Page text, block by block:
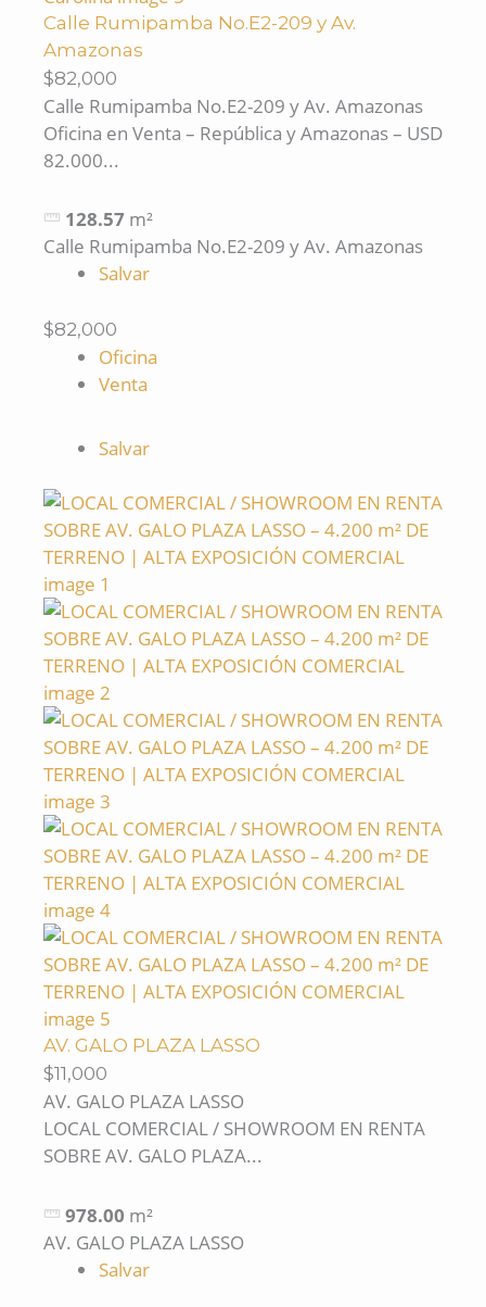
Calle Rumipamba No.E2-209 y Av.
Amazonas
$82,000
Calle Rumipamba No.E2-209 y Av. Amazonas
Oficina en Venta – República y Amazonas – USD
82.000...
128.57 m²
Calle Rumipamba No.E2-209 y Av. Amazonas
Salvar
$82,000
Oficina
Venta
Salvar
AV. GALO PLAZA LASSO
$11,000
AV. GALO PLAZA LASSO
LOCAL COMERCIAL / SHOWROOM EN RENTA
SOBRE AV. GALO PLAZA...
978.00 m²
AV. GALO PLAZA LASSO
Salvar